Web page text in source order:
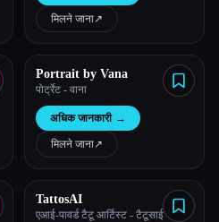
मिलने जाना↗︎
Portrait by Vana
पोर्ट्रेट - वाना
अधिक जानकारी →
मिलने जाना↗︎
TattosAI
एआई-पावर्ड टैटू आर्टिस्ट - टैटूसाई